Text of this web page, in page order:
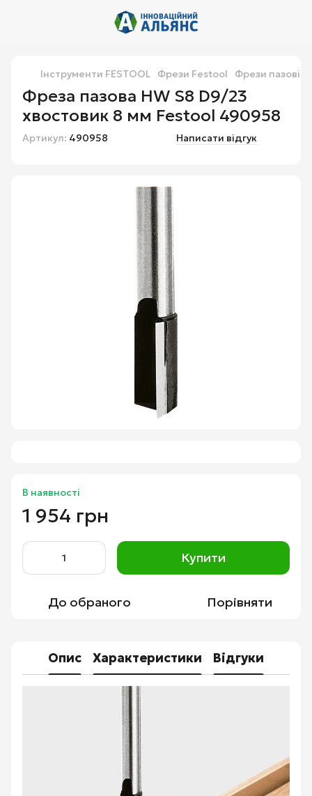
Інструменти FESTOOL Фрези Festool Фрези пазові
Фреза пазова HW S8 D9/23
хвостовик 8 мм Festool 490958
Артикул: 490958 Написати відгук
В наявності
1 954 грн
Купити
До обраного Порівняти
Опис Характеристики Відгуки